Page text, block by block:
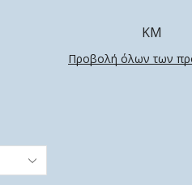
ΚΜ
Προβολή όλων των